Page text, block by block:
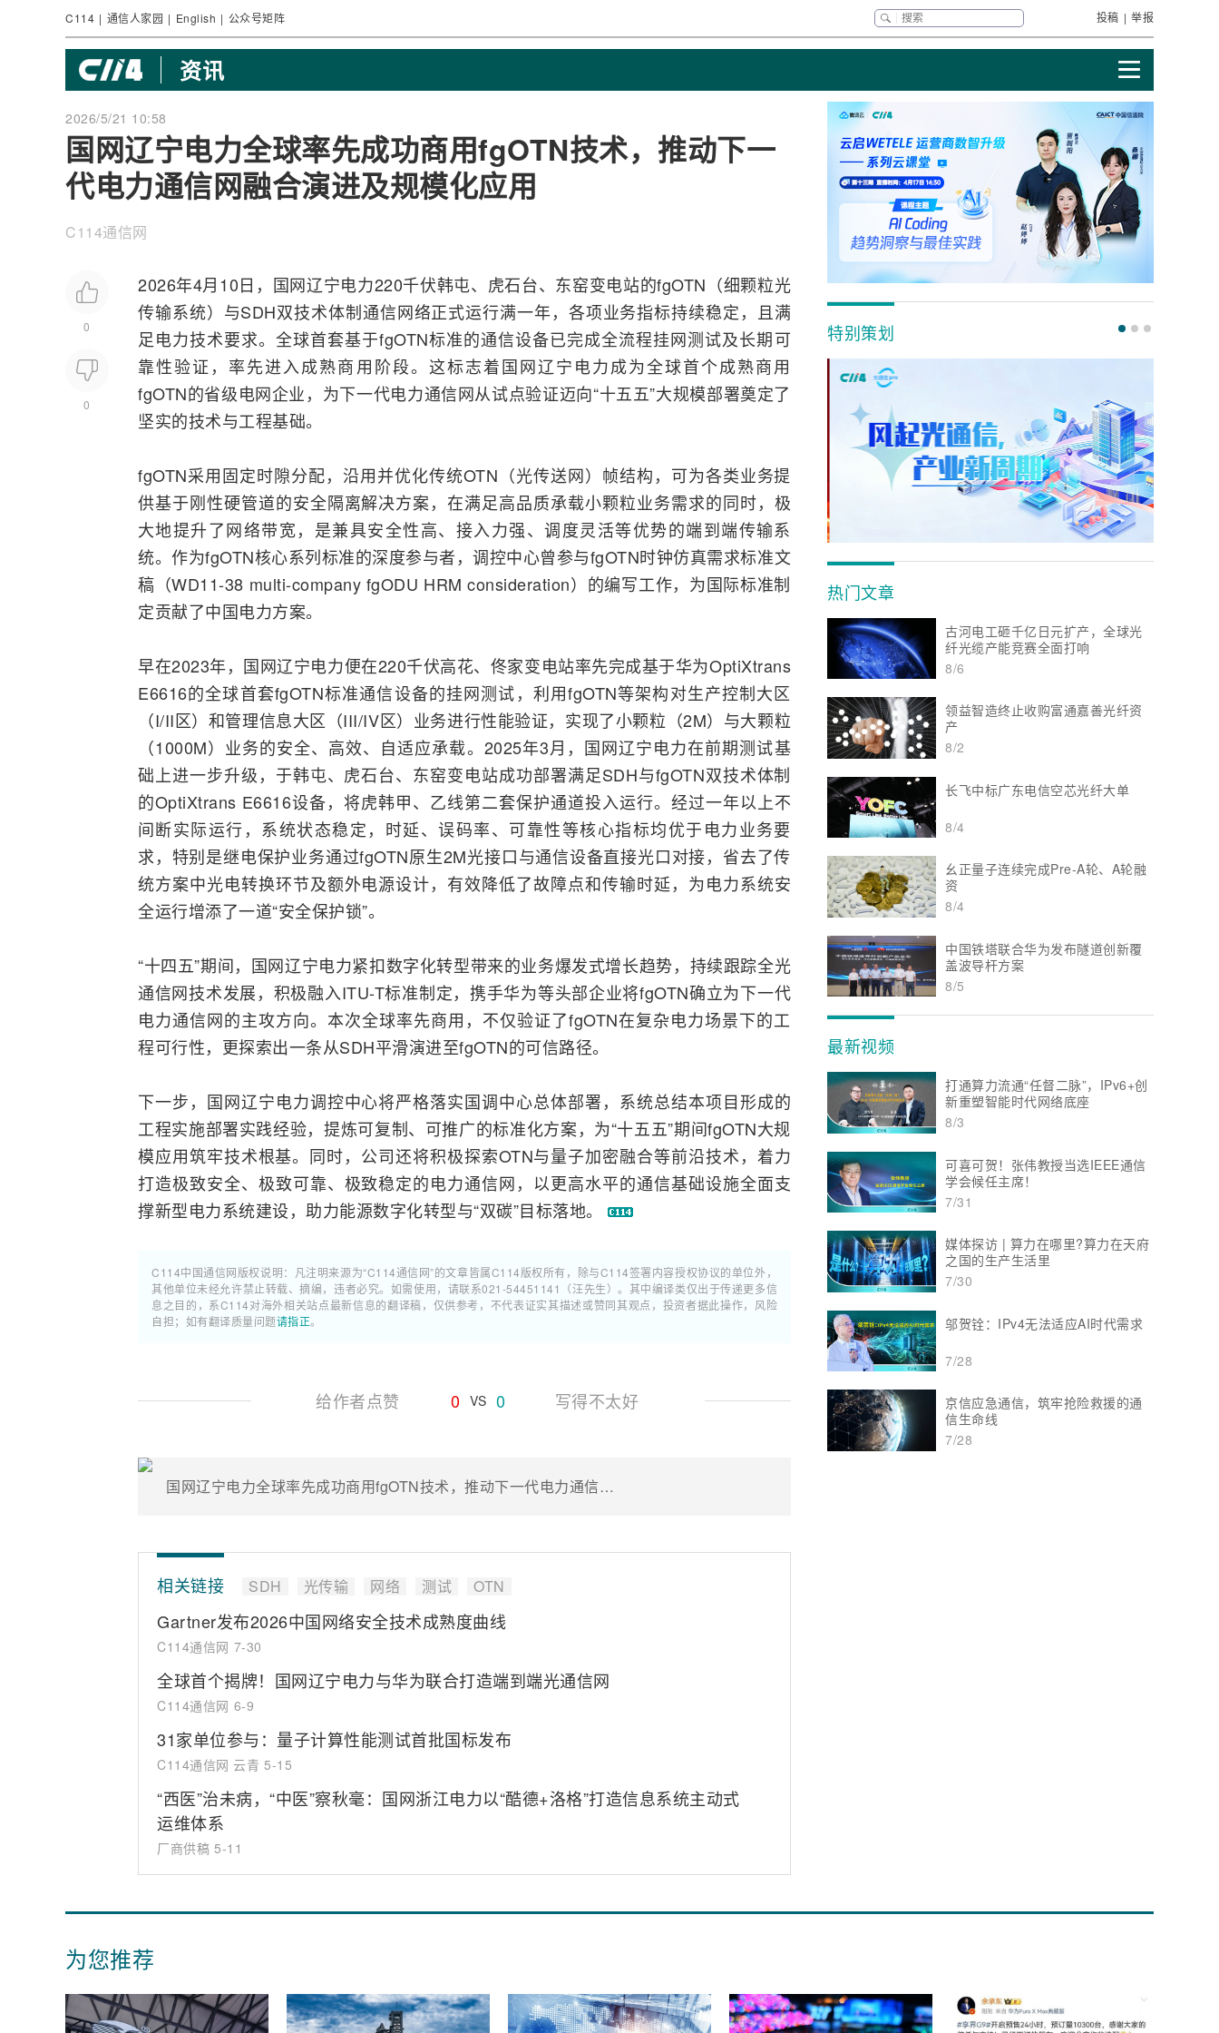
C114 | 通信人家园 | English | 公众号矩阵 投稿 | 举报
资讯
2026/5/21 10:58
国网辽宁电力全球率先成功商用fgOTN技术，推动下一
代电力通信网融合演进及规模化应用
C114通信网
0
0
2026年4月10日，国网辽宁电力220千伏韩屯、虎石台、东窑变电站的fgOTN（细颗粒光
传输系统）与SDH双技术体制通信网络正式运行满一年，各项业务指标持续稳定，且满
足电力技术要求。全球首套基于fgOTN标准的通信设备已完成全流程挂网测试及长期可
靠性验证，率先进入成熟商用阶段。这标志着国网辽宁电力成为全球首个成熟商用
fgOTN的省级电网企业，为下一代电力通信网从试点验证迈向“十五五”大规模部署奠定了
坚实的技术与工程基础。
fgOTN采用固定时隙分配，沿用并优化传统OTN （光传送网）帧结构，可为各类业务提
供基于刚性硬管道的安全隔离解决方案，在满足高品质承载小颗粒业务需求的同时，极
大地提升了网络带宽，是兼具安全性高、接入力强、调度灵活等优势的端到端传输系
统。作为fgOTN核心系列标准的深度参与者，调控中心曾参与fgOTN时钟仿真需求标准文
稿（WD11-38 multi-company fgODU HRM consideration）的编写工作，为国际标准制
定贡献了中国电力方案。
早在2023年，国网辽宁电力便在220千伏高花、佟家变电站率先完成基于华为OptiXtrans
E6616的全球首套fgOTN标准通信设备的挂网测试，利用fgOTN等架构对生产控制大区
（I/II区）和管理信息大区（III/IV区）业务进行性能验证，实现了小颗粒（2M）与大颗粒
（1000M）业务的安全、高效、自适应承载。2025年3月，国网辽宁电力在前期测试基
础上进一步升级，于韩屯、虎石台、东窑变电站成功部署满足SDH与fgOTN双技术体制
的OptiXtrans E6616设备，将虎韩甲、乙线第二套保护通道投入运行。经过一年以上不
间断实际运行，系统状态稳定，时延、误码率、可靠性等核心指标均优于电力业务要
求，特别是继电保护业务通过fgOTN原生2M光接口与通信设备直接光口对接，省去了传
统方案中光电转换环节及额外电源设计，有效降低了故障点和传输时延，为电力系统安
全运行增添了一道“安全保护锁”。
“十四五”期间，国网辽宁电力紧扣数字化转型带来的业务爆发式增长趋势，持续跟踪全光
通信网技术发展，积极融入ITU-T标准制定，携手华为等头部企业将fgOTN确立为下一代
电力通信网的主攻方向。本次全球率先商用，不仅验证了fgOTN在复杂电力场景下的工
程可行性，更探索出一条从SDH平滑演进至fgOTN的可信路径。
下一步，国网辽宁电力调控中心将严格落实国调中心总体部署，系统总结本项目形成的
工程实施部署实践经验，提炼可复制、可推广的标准化方案，为“十五五”期间fgOTN大规
模应用筑牢技术根基。同时，公司还将积极探索OTN与量子加密融合等前沿技术，着力
打造极致安全、极致可靠、极致稳定的电力通信网，以更高水平的通信基础设施全面支
撑新型电力系统建设，助力能源数字化转型与“双碳”目标落地。
C114中国通信网版权说明：凡注明来源为“C114通信网”的文章皆属C114版权所有，除与C114签署内容授权协议的单位外，
其他单位未经允许禁止转载、摘编，违者必究。如需使用，请联系021-54451141（汪先生）。其中编译类仅出于传递更多信
息之目的，系C114对海外相关站点最新信息的翻译稿，仅供参考，不代表证实其描述或赞同其观点，投资者据此操作，风险
自担；如有翻译质量问题请指正。
给作者点赞 0 VS 0 写得不太好
国网辽宁电力全球率先成功商用fgOTN技术，推动下一代电力通信网融合演进及规模化应用
相关链接 SDH 光传输 网络 测试 OTN
Gartner发布2026中国网络安全技术成熟度曲线
C114通信网 7-30
全球首个揭牌！国网辽宁电力与华为联合打造端到端光通信网
C114通信网 6-9
31家单位参与：量子计算性能测试首批国标发布
C114通信网 云青 5-15
“西医”治未病，“中医”察秋毫：国网浙江电力以“酷德+洛格”打造信息系统主动式
运维体系
厂商供稿 5-11
特别策划
热门文章
古河电工砸千亿日元扩产，全球光
纤光缆产能竞赛全面打响
8/6
领益智造终止收购富通嘉善光纤资
产
8/2
长飞中标广东电信空芯光纤大单
8/4
幺正量子连续完成Pre-A轮、A轮融
资
8/4
中国铁塔联合华为发布隧道创新覆
盖波导杆方案
8/5
最新视频
打通算力流通“任督二脉”，IPv6+创
新重塑智能时代网络底座
8/3
可喜可贺！张伟教授当选IEEE通信
学会候任主席！
7/31
媒体探访 | 算力在哪里?算力在天府
之国的生产生活里
7/30
邬贺铨：IPv4无法适应AI时代需求
7/28
京信应急通信，筑牢抢险救援的通
信生命线
7/28
为您推荐